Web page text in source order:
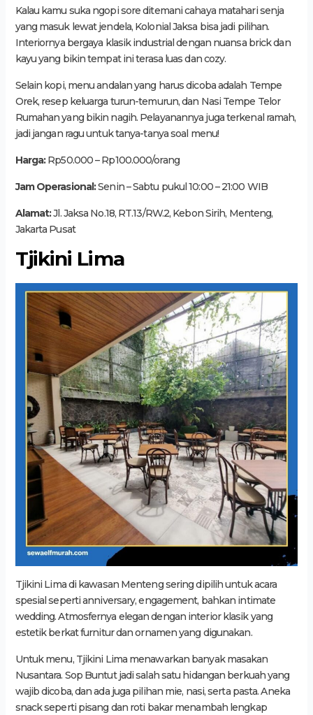
Kalau kamu suka ngopi sore ditemani cahaya matahari senja
yang masuk lewat jendela, Kolonial Jaksa bisa jadi pilihan.
Interiornya bergaya klasik industrial dengan nuansa brick dan
kayu yang bikin tempat ini terasa luas dan cozy.
Selain kopi, menu andalan yang harus dicoba adalah Tempe
Orek, resep keluarga turun-temurun, dan Nasi Tempe Telor
Rumahan yang bikin nagih. Pelayanannya juga terkenal ramah,
jadi jangan ragu untuk tanya-tanya soal menu!
Harga:Rp50.000 – Rp100.000/orang
Jam Operasional:Senin – Sabtu pukul 10:00 – 21:00 WIB
Alamat:Jl. Jaksa No.18, RT.13/RW.2, Kebon Sirih, Menteng,
Jakarta Pusat
Tjikini Lima
Tjikini Lima di kawasan Menteng sering dipilih untuk acara
spesial seperti anniversary, engagement, bahkan intimate
wedding. Atmosfernya elegan dengan interior klasik yang
estetik berkat furnitur dan ornamen yang digunakan.
Untuk menu, Tjikini Lima menawarkan banyak masakan
Nusantara. Sop Buntut jadi salah satu hidangan berkuah yang
wajib dicoba, dan ada juga pilihan mie, nasi, serta pasta. Aneka
snack seperti pisang dan roti bakar menambah lengkap